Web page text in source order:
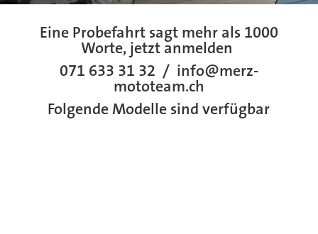
Eine Probefahrt sagt mehr als 1000
Worte, jetzt anmelden
071 633 31 32 / info@merz-
mototeam.ch
Folgende Modelle sind verfügbar